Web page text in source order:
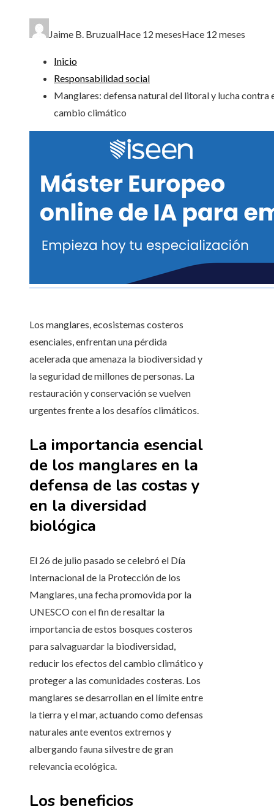
Jaime B. BruzualHace 12 mesesHace 12 meses
Inicio
Responsabilidad social
Manglares: defensa natural del litoral y lucha contra
cambio climático
Los manglares, ecosistemas costeros
esenciales, enfrentan una pérdida
acelerada que amenaza la biodiversidad y
la seguridad de millones de personas. La
restauración y conservación se vuelven
urgentes frente a los desafíos climáticos.
La importancia esencial
de los manglares en la
defensa de las costas y
en la diversidad
biológica
El 26 de julio pasado se celebró el Día
Internacional de la Protección de los
Manglares, una fecha promovida por la
UNESCO con el fin de resaltar la
importancia de estos bosques costeros
para salvaguardar la biodiversidad,
reducir los efectos del cambio climático y
proteger a las comunidades costeras. Los
manglares se desarrollan en el límite entre
la tierra y el mar, actuando como defensas
naturales ante eventos extremos y
albergando fauna silvestre de gran
relevancia ecológica.
Los beneficios